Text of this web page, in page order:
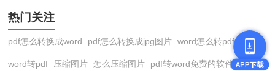
热门关注
pdf怎么转换成word pdf怎么转换成jpg图片 word怎么转pdf
word转pdf 压缩图片 怎么压缩图片 pdf转word免费的软件